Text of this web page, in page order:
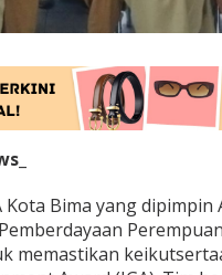
Bima yang dipimpin
memastikan